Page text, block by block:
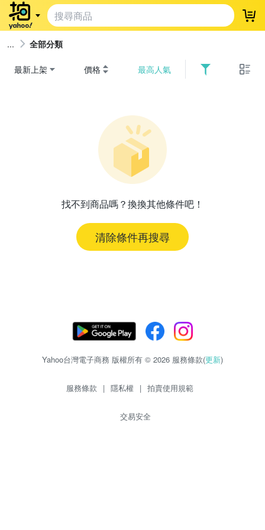
登
全部分類
最新上架 價格 最高人氣
找不到商品嗎？換換其他條件吧！
清除條件再搜尋
Yahoo台灣電子商務 版權所有 © 2026 服務條款(更新)
服務條款 | 隱私權 | 拍賣使用規範
交易安全